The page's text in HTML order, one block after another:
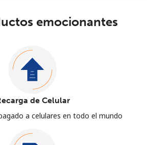
emocionantes
de Celular
a celulares en todo el mundo